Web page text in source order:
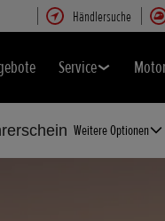
Händlersuche
Service
Weitere Optionen